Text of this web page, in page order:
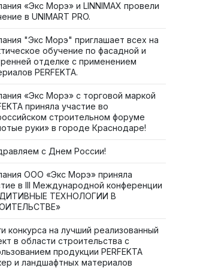
«Экс Морэ» и LINNIMAX провели
в UNIMART PRO.
"Экс Морэ" приглашает всех на
обучение по фасадной и
отделке с применением
PERFEKTA.
«Экс Морэ» с торговой маркой
приняла участие во
строительном форуме
руки» в городе Краснодаре!
с Днем России!
ООО «Экс Морэ» приняла
в III Международной конференции
ТЕХНОЛОГИИ В
конкурса на лучший реализованный
в области строительства с
продукции PERFEKTA
и ландшафтных материалов